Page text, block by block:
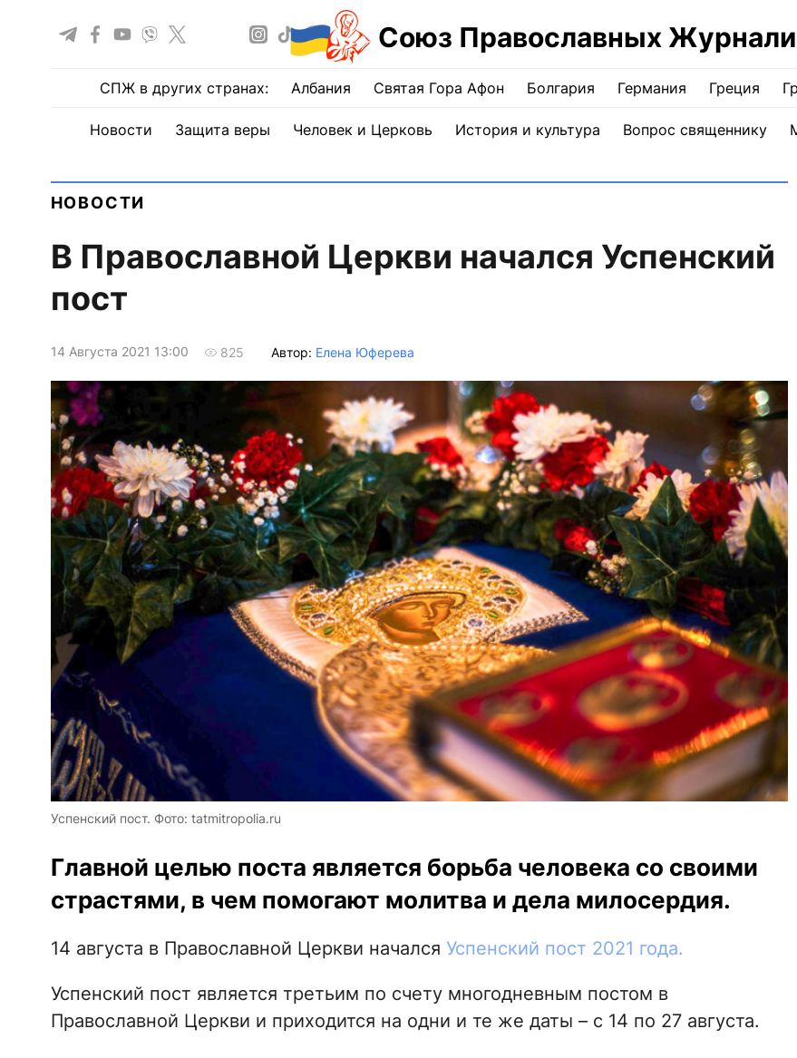
Союз Православных
СПЖ в других странах: Албания Святая Гора Афон Болгария Германия Греция
Новости Защита веры Человек и Церковь История и культура Вопрос священнику
НОВОСТИ
В Православной Церкви начался Успенский
пост
14 Августа 2021 13:00 825 Автор: Елена Юферева
Успенский пост. Фото: tatmitropolia.ru
Главной целью поста является борьба человека со своими
страстями, в чем помогают молитва и дела милосердия.
14 августа в Православной Церкви начался Успенский пост 2021 года.
Успенский пост является третьим по счету многодневным постом в
Православной Церкви и приходится на одни и те же даты – с 14 по 27 августа.